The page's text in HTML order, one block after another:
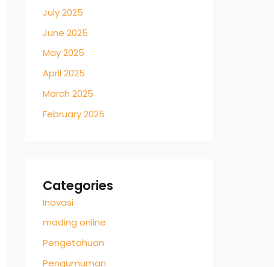
July 2025
June 2025
May 2025
April 2025
March 2025
February 2025
Categories
Inovasi
mading online
Pengetahuan
Pengumuman